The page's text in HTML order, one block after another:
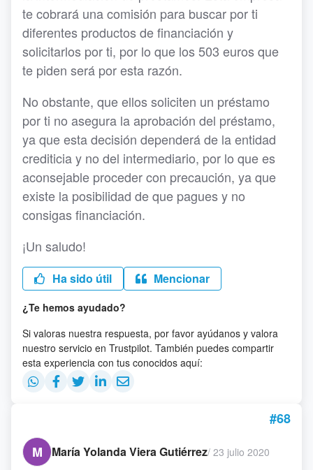
te cobrará una comisión para buscar por ti
diferentes productos de financiación y
solicitarlos por ti, por lo que los 503 euros que
te piden será por esta razón.
No obstante, que ellos soliciten un préstamo
por ti no asegura la aprobación del préstamo,
ya que esta decisión dependerá de la entidad
crediticia y no del intermediario, por lo que es
aconsejable proceder con precaución, ya que
existe la posibilidad de que pagues y no
consigas financiación.
¡Un saludo!
Ha sido útil Mencionar
¿Te hemos ayudado?
Si valoras nuestra respuesta, por favor ayúdanos y valora
nuestro servicio en Trustpilot. También puedes compartir
esta experiencia con tus conocidos aquí:
#68
M
María Yolanda Viera Gutiérrez/ 23 julio 2020